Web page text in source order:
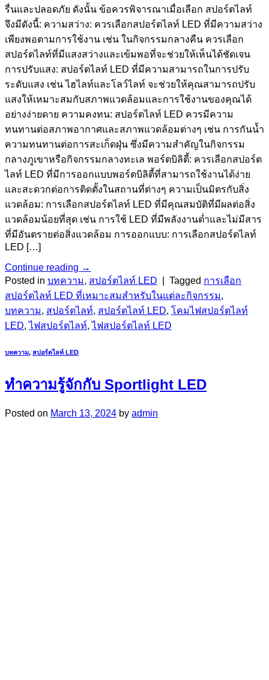
รื่นและปลอดภัย ดังนั้น ข้อควรพิจารณาเมื่อเลือก สปอร์ตไลท์
จึงมีดังนี้: ความสว่าง: ควรเลือกสปอร์ตไลท์ LED ที่มีความสว่าง
เพียงพอตามการใช้งาน เช่น ในกิจกรรมกลางคืน ควรเลือก
สปอร์ตไลท์ที่มีแสงสว่างและเข้มพอที่จะช่วยให้เห็นได้ชัดเจน
การปรับแสง: สปอร์ตไลท์ LED ที่มีความสามารถในการปรับ
ระดับแสง เช่น ไฮไลท์และโลว์ไลท์ จะช่วยให้คุณสามารถปรับ
แสงให้เหมาะสมกับสภาพแวดล้อมและการใช้งานของคุณได้
อย่างง่ายดาย ความคงทน: สปอร์ตไลท์ LED ควรมีความ
ทนทานต่อสภาพอากาศและสภาพแวดล้อมต่างๆ เช่น การกันน้ำ
ความทนทานต่อการสะเก็ดฝุ่น ซึ่งมีความสำคัญในกิจกรรม
กลางภูเขาหรือกิจกรรมกลางทะเล พอร์ตบิลิตี้: ควรเลือกสปอร์ต
ไลท์ LED ที่มีการออกแบบพอร์ตบิลิตี้ที่สามารถใช้งานได้ง่าย
และสะดวกต่อการติดตั้งในสถานที่ต่างๆ ความเป็นมิตรกับสิ่ง
แวดล้อม: การเลือกสปอร์ตไลท์ LED ที่มีคุณสมบัติที่มีผลต่อสิ่ง
แวดล้อมน้อยที่สุด เช่น การใช้ LED ที่มีพลังงานต่ำและไม่มีสาร
ที่มีอันตรายต่อสิ่งแวดล้อม การออกแบบ: การเลือกสปอร์ตไลท์
LED […]
Continue reading →
Posted in บทความ, สปอร์ตไลท์ LED Tagged การเลือก
สปอร์ตไลท์ LED ที่เหมาะสมสำหรับในแต่ละกิจกรรม,
บทความ, สปอร์ตไลท์, สปอร์ตไลท์ LED, โคมไฟสปอร์ตไลท์
LED,ไฟสปอร์ตไลท์,ไฟสปอร์ตไลท์ LED
บทความ, สปอร์ตไลท์ LED
ทำความรู้จักกับ Sportlight LED
Posted on March 13, 2024 by admin